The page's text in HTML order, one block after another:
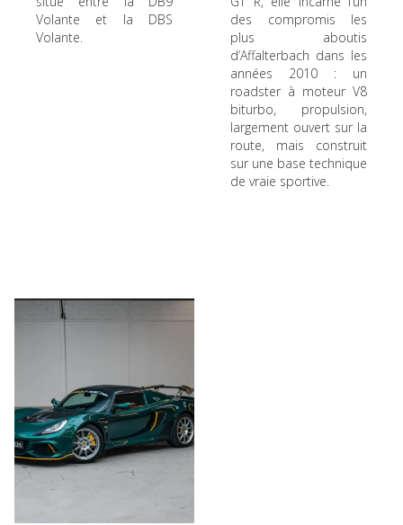
Volante et la DBS
Volante.
des compromis les
plus aboutis
d’Affalterbach dans les
années 2010 : un
roadster à moteur V8
biturbo, propulsion,
largement ouvert sur la
route, mais construit
sur une base technique
de vraie sportive.